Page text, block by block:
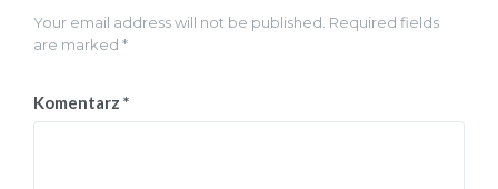
Your email address will not be published. Required fields
are marked *
Komentarz *